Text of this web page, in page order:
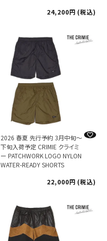
24,200
税込
2026 春夏 先行予約 3月中旬～
下旬入荷予定 CRIMIE クライミ
ー PATCHWORK LOGO NYLON
WATER-READY SHORTS
22,000
税込